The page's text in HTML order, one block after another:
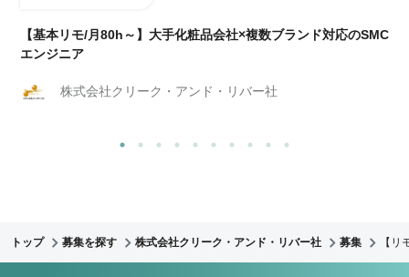
【基本リモ/月80h～】大手化粧品会社×複数ブランド対応のSMC
エンジニア
株式会社クリーク・アンド・リバー社
トップ 募集を探す 株式会社クリーク・アンド・リバー社 募集 【